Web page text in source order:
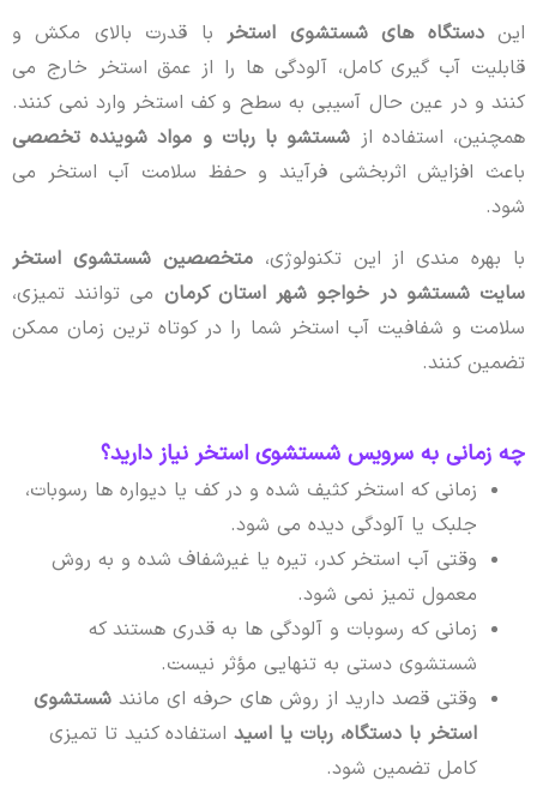
این دستگاه های شستشوی استخربا قدرت بالای مکش و
قابلیت آب گیری کامل، آلودگی ها را از عمق استخر خارج می
کنند و در عین حال آسیبی به سطح و کف استخر وارد نمی کنند.
همچنین، استفاده از شستشو با ربات و مواد شوینده تخصصی
باعث افزایش اثربخشی فرآیند و حفظ سلامت آب استخر می
شود.
با بهره مندی از این تکنولوژی، متخصصین شستشوی استخر
سایت شستشو در خواجو شهر استان کرمانمی توانند تمیزی،
سلامت و شفافیت آب استخر شما را در کوتاه ترین زمان ممکن
تضمین کنند.
چه زمانی به سرویس شستشوی استخر نیاز دارید؟
زمانی که استخر کثیف شده و در کف یا دیواره ها رسوبات،
جلبک یا آلودگی دیده می شود.
وقتی آب استخر کدر، تیره یا غیرشفاف شده و به روش
معمول تمیز نمی شود.
زمانی که رسوبات و آلودگی ها به قدری هستند که
شستشوی دستی به تنهایی مؤثر نیست.
وقتی قصد دارید از روش های حرفه ای مانند شستشوی
استخر با دستگاه، ربات یا اسیداستفاده کنید تا تمیزی
کامل تضمین شود.